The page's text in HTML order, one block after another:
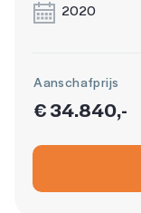
2020
Aanschafprijs
€ 34.840,-